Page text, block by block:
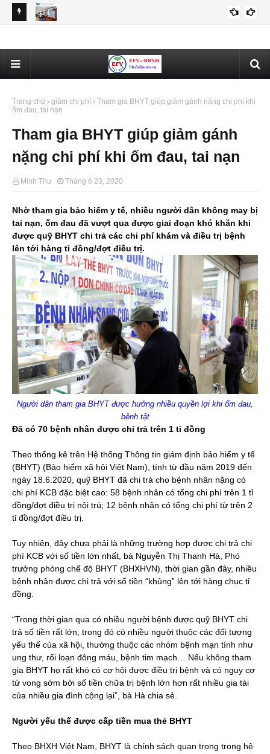
Trang chủ giảm chi phí
Tham gia BHYT giúp giảm gánh nặng chi phí khi
ốm đau, tai nạn
Tham gia BHYT giúp giảm gánh
nặng chi phí khi ốm đau, tai nạn
Minh Thu Tháng 6 23, 2020
Nhờ tham gia bảo hiểm y tế, nhiều người dân không may bị
tai nạn, ốm đau đã vượt qua được giai đoạn khó khăn khi
được quỹ BHYT chi trả các chi phí khám và điều trị bệnh
lên tới hàng tỉ đồng/đợt điều trị.
Người dân tham gia BHYT được hưởng nhiều quyền lợi khi ốm đau,
bệnh tật
Đã có 70 bệnh nhân được chi trả trên 1 tỉ đồng
Theo thống kê trên Hệ thống Thông tin giám định bảo hiểm y tế
(BHYT) (Bảo hiểm xã hội Việt Nam), tính từ đầu năm 2019 đến
ngày 18.6.2020, quỹ BHYT đã chi trả cho bệnh nhân nặng có
chi phí KCB đặc biệt cao: 58 bệnh nhân có tổng chi phí trên 1 tỉ
đồng/đợt điều trị nội trú; 12 bệnh nhân có tổng chi phí từ trên 2
tỉ đồng/đợt điều trị.
Tuy nhiên, đây chưa phải là những trường hợp được chi trả chi
phí KCB với số tiền lớn nhất, bà Nguyễn Thị Thanh Hà, Phó
trưởng phòng chế độ BHYT (BHXHVN), thời gian gần đây, nhiều
bệnh nhân được chi trả với số tiền “khủng” lên tới hàng chục tỉ
đồng.
“Trong thời gian qua có nhiều người bệnh được quỹ BHYT chi
trả số tiền rất lớn, trong đó có nhiều người thuộc các đối tượng
yếu thế của xã hội, thường thuộc các nhóm bệnh mạn tính như
ung thư, rối loạn đông máu, bệnh tim mạch… Nếu không tham
gia BHYT họ rất khó có cơ hội được điều trị bệnh và có nguy cơ
tử vong sớm bởi số tiền chữa trị bệnh lớn hơn rất nhiều gia tài
của nhiều gia đình cộng lại”, bà Hà chia sẻ.
Người yếu thế được cấp tiền mua thẻ BHYT
Theo BHXH Việt Nam, BHYT là chính sách quan trọng trong hệ